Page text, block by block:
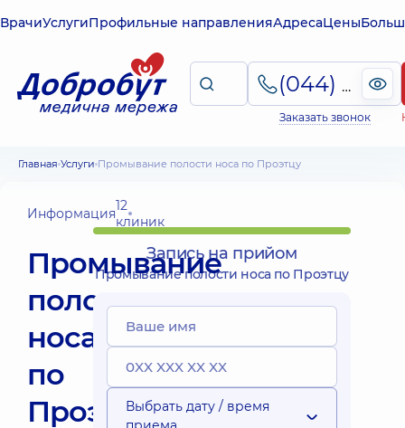
ВрачиУслугиПрофильные направленияАдресаЦены
(044) 495-2-888
Заказать звонок
Главная Услуги Промывание полости носа по Проэтцу
Информация12
клиник
Промывание
полости
носа
по
Проэтцу
Запись на прийом
Промывание полости носа по Проэтцу
Выбрать дату / время